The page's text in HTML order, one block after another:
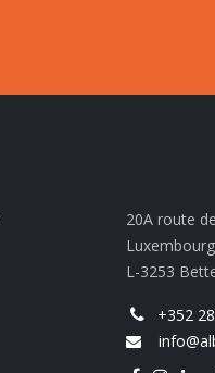
20A route de
L-3253
+352